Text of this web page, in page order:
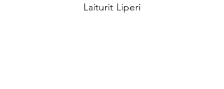
Laiturit Liperi